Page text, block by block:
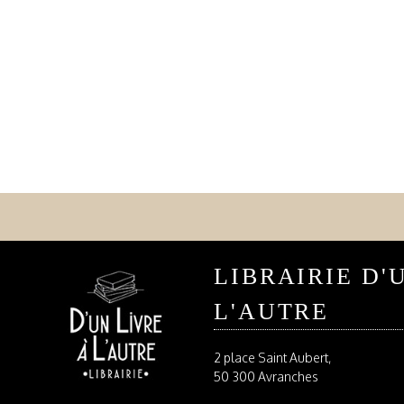
LIBRAIRIE
L'AUTRE
2 place Saint Aubert,
50 300 Avranches